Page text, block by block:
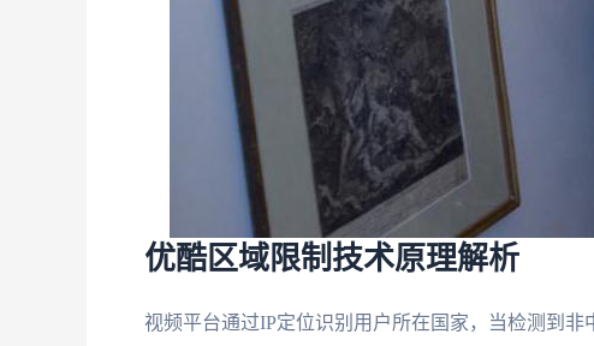
优酷区域限制技术原理解析
视频平台通过IP定位识别用户所在国家，当检测到